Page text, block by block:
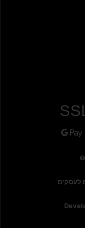
©
לעסקים